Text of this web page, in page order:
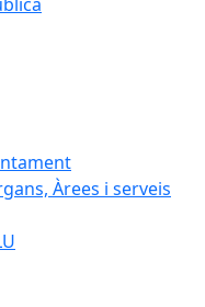
Àrees i serveis